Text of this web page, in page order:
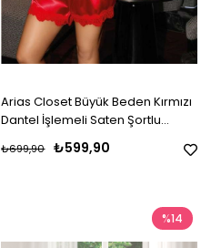
Arias Closet Büyük Beden Kırmızı
Dantel İşlemeli Saten Şortlu
₺599,90
₺699,90
%14